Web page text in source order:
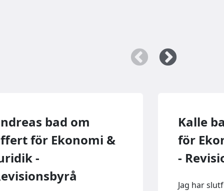
bad om
för Ekonomi &
-
Kalle
för
-
Jag har